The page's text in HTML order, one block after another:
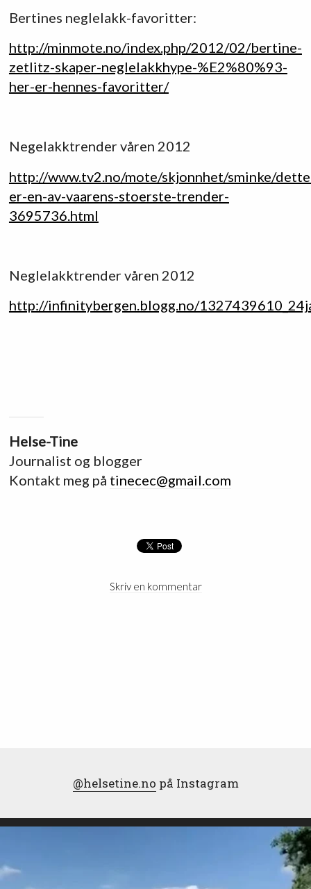
Bertines neglelakk-favoritter:
http://minmote.no/index.php/2012/02/bertine-
zetlitz-skaper-neglelakkhype-%E2%80%93-
her-er-hennes-favoritter/
Negelakktrender våren 2012
http://www.tv2.no/mote/skjonnhet/sminke/
er-en-av-vaarens-stoerste-trender-
3695736.html
Neglelakktrender våren 2012
http://infinitybergen.blogg.no/
Helse-Tine
Journalist og blogger
Kontakt meg på tinecec@gmail.com
Skriv en kommentar
@helsetine.no på Instagram